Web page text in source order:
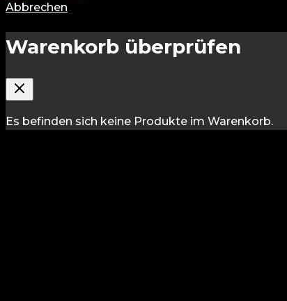
Abbrechen
Warenkorb überprüfen
Es befinden sich keine Produkte im Warenkorb.